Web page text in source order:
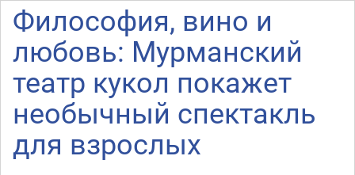
Философия, вино и
любовь: Мурманский
театр кукол покажет
необычный спектакль
для взрослых